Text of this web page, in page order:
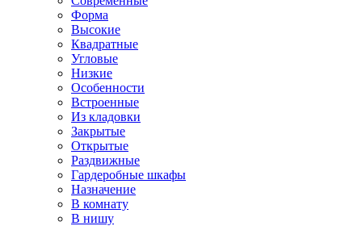
Форма
Высокие
Квадратные
Угловые
Низкие
Особенности
Встроенные
Из кладовки
Закрытые
Открытые
Раздвижные
Гардеробные шкафы
Назначение
В комнату
В нишу